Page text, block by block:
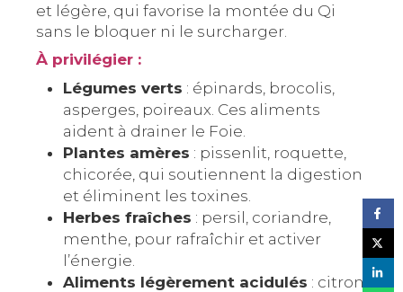
et légère, qui favorise la montée du Qi
sans le bloquer ni le surcharger.
À privilégier :
Légumes verts : épinards, brocolis,
asperges, poireaux. Ces aliments
aident à drainer le Foie.
Plantes amères : pissenlit, roquette,
chicorée, qui soutiennent la digestion
et éliminent les toxines.
Herbes fraîches : persil, coriandre,
menthe, pour rafraîchir et activer
l’énergie.
Aliments légèrement acidulés : citron